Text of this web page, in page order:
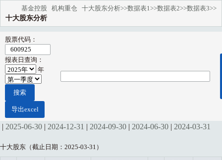
数据表3>>
数据表2>>
数据表1>>
十大股东分析>>
基金控股 机构重仓
十大股东分析
股票代码：
报表日查询：
年
| 2025-06-30 | 2024-12-31 | 2024-09-30 | 2024-06-30 | 2024-03-31
十大股东（截止日期：2025-03-31）